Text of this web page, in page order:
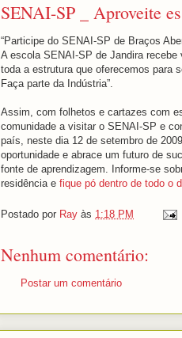
SENAI-SP _ Aproveite
“Participe do SENAI-SP de Braços
A escola SENAI-SP de Jandira
toda a estrutura que oferecemos para
Faça parte da Indústria”.
Assim, com folhetos e cartazes com
comunidade a visitar o SENAI-SP e
país, neste dia 12 de setembro de
oportunidade e abrace um futuro de
fonte de aprendizagem. Informe-se
residência e fique pó dentro de todo o
Postado por Ray às 1:18 PM
Nenhum comentário:
Postar um comentário